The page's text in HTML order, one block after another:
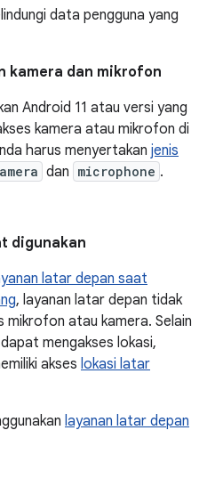
data pengguna yang
kamera dan mikrofon
Android 11 atau versi yang
kamera atau mikrofon di
harus menyertakan jenis
dan microphone .
digunakan
latar depan saat
, layanan latar depan tidak
mikrofon atau kamera. Selain
mengakses lokasi,
akses lokasi latar
layanan latar depan